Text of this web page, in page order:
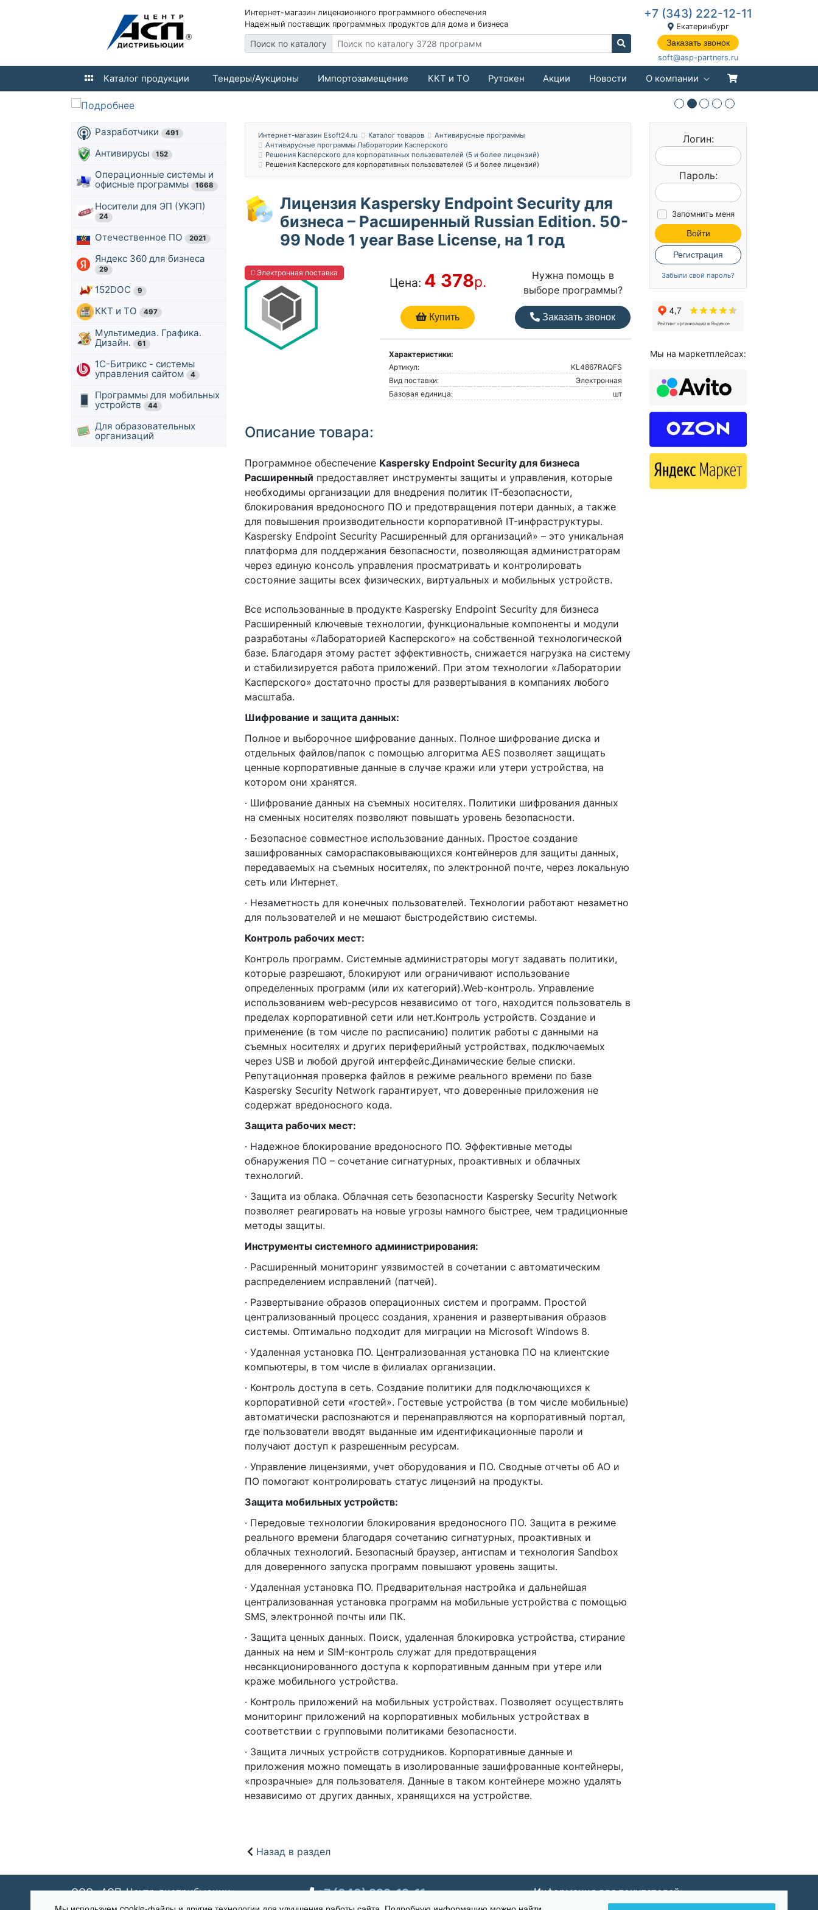
Интернет-магазин лицензионного программного обеспечения
Надежный поставщик программных продуктов для дома и бизнеса
Поиск по каталогу
+7 (343) 222-12-11
Екатеринбург
Заказать звонок
soft@asp-partners.ru
Каталог продукции Тендеры/Аукционы Импортозамещение ККТ и ТО Рутокен Акции Новости О компании
Разработчики 491
Антивирусы 152
Операционные системы и
офисные программы
1668
Носители для ЭП (УКЭП)
24
Отечественное ПО 2021
Яндекс 360 для бизнеса
29
152DOC 9
ККТ и ТО 497
Мультимедиа. Графика.
Дизайн.
61
1С-Битрикс - системы
управления сайтом
4
Программы для мобильных
устройств
44
Для образовательных
организаций
Интернет-магазин Esoft24.ru Каталог товаров
Антивирусные программы
Антивирусные программы Лаборатории Касперского
Решения Касперского для корпоративных пользователей (5 и более лицензий)
Решения Касперского для корпоративных пользователей (5 и более лицензий)
Лицензия Kaspersky Endpoint Security для
бизнеса – Расширенный Russian Edition. 50-
99 Node 1 year Base License, на 1 год
Электронная поставка
Цена: 4 378р.
Купить
Нужна помощь в
выборе программы?
Заказать звонок
Характеристики:
Артикул:
KL4867RAQFS
Вид поставки:
Электронная
Базовая единица:
шт
Описание товара:
Программное обеспечение Kaspersky Endpoint Security для бизнеса
Расширенный предоставляет инструменты защиты и управления, которые
необходимы организации для внедрения политик IT-безопасности,
блокирования вредоносного ПО и предотвращения потери данных, а также
для повышения производительности корпоративной IT-инфраструктуры.
Kaspersky Endpoint Security Расширенный для организаций» – это уникальная
платформа для поддержания безопасности, позволяющая администраторам
через единую консоль управления просматривать и контролировать
состояние защиты всех физических, виртуальных и мобильных устройств.
Все использованные в продукте Kaspersky Endpoint Security для бизнеса
Расширенный ключевые технологии, функциональные компоненты и модули
разработаны «Лабораторией Касперского» на собственной технологической
базе. Благодаря этому растет эффективность, снижается нагрузка на систему
и стабилизируется работа приложений. При этом технологии «Лаборатории
Касперского» достаточно просты для развертывания в компаниях любого
масштаба.
Шифрование и защита данных:
Полное и выборочное шифрование данных. Полное шифрование диска и
отдельных файлов/папок с помощью алгоритма AES позволяет защищать
ценные корпоративные данные в случае кражи или утери устройства, на
котором они хранятся.
· Шифрование данных на съемных носителях. Политики шифрования данных
на сменных носителях позволяют повышать уровень безопасности.
· Безопасное совместное использование данных. Простое создание
зашифрованных самораспаковывающихся контейнеров для защиты данных,
передаваемых на съемных носителях, по электронной почте, через локальную
сеть или Интернет.
· Незаметность для конечных пользователей. Технологии работают незаметно
для пользователей и не мешают быстродействию системы.
Контроль рабочих мест:
Контроль программ. Системные администраторы могут задавать политики,
которые разрешают, блокируют или ограничивают использование
определенных программ (или их категорий).Web-контроль. Управление
использованием web-ресурсов независимо от того, находится пользователь в
пределах корпоративной сети или нет.Контроль устройств. Создание и
применение (в том числе по расписанию) политик работы с данными на
съемных носителях и других периферийный устройствах, подключаемых
через USB и любой другой интерфейс.Динамические белые списки.
Репутационная проверка файлов в режиме реального времени по базе
Kaspersky Security Network гарантирует, что доверенные приложения не
содержат вредоносного кода.
Защита рабочих мест:
· Надежное блокирование вредоносного ПО. Эффективные методы
обнаружения ПО – сочетание сигнатурных, проактивных и облачных
технологий.
· Защита из облака. Облачная сеть безопасности Kaspersky Security Network
позволяет реагировать на новые угрозы намного быстрее, чем традиционные
методы защиты.
Инструменты системного администрирования:
· Расширенный мониторинг уязвимостей в сочетании с автоматическим
распределением исправлений (патчей).
· Развертывание образов операционных систем и программ. Простой
централизованный процесс создания, хранения и развертывания образов
системы. Оптимально подходит для миграции на Microsoft Windows 8.
· Удаленная установка ПО. Централизованная установка ПО на клиентские
компьютеры, в том числе в филиалах организации.
· Контроль доступа в сеть. Создание политики для подключающихся к
корпоративной сети «гостей». Гостевые устройства (в том числе мобильные)
автоматически распознаются и перенаправляются на корпоративный портал,
где пользователи вводят выданные им идентификационные пароли и
получают доступ к разрешенным ресурсам.
· Управление лицензиями, учет оборудования и ПО. Сводные отчеты об АО и
ПО помогают контролировать статус лицензий на продукты.
Защита мобильных устройств:
· Передовые технологии блокирования вредоносного ПО. Защита в режиме
реального времени благодаря сочетанию сигнатурных, проактивных и
облачных технологий. Безопасный браузер, антиспам и технология Sandbox
для доверенного запуска программ повышают уровень защиты.
· Удаленная установка ПО. Предварительная настройка и дальнейшая
централизованная установка программ на мобильные устройства с помощью
SMS, электронной почты или ПК.
· Защита ценных данных. Поиск, удаленная блокировка устройства, стирание
данных на нем и SIM-контроль служат для предотвращения
несанкционированного доступа к корпоративным данным при утере или
краже мобильного устройства.
· Контроль приложений на мобильных устройствах. Позволяет осуществлять
мониторинг приложений на корпоративных мобильных устройствах в
соответствии с групповыми политиками безопасности.
· Защита личных устройств сотрудников. Корпоративные данные и
приложения можно помещать в изолированные зашифрованные контейнеры,
«прозрачные» для пользователя. Данные в таком контейнере можно удалять
независимо от других данных, хранящихся на устройстве.
Назад в раздел
Логин:
Пароль:
Запомнить меня
Войти
Регистрация
Забыли свой пароль?
Мы на маркетплейсах:
ООО «АСП-Центр дистрибьюции» +7 (343) 222-12-11
Информация для покупателей:
Оплата и доставка